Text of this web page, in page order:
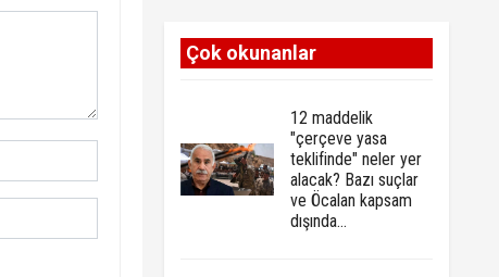
Çok okunanlar
12 maddelik
"çerçeve yasa
teklifinde" neler yer
alacak? Bazı suçlar
ve Öcalan kapsam
dışında…